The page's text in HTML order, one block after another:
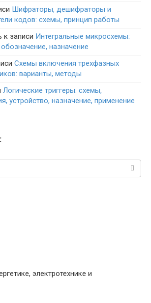
Шифраторы, дешифраторы и
кодов: схемы, принцип работы
к записи Интегральные микросхемы:
назначение
Схемы включения трехфазных
варианты, методы
Логические триггеры: схемы,
устройство, назначение, применение
электротехнике и